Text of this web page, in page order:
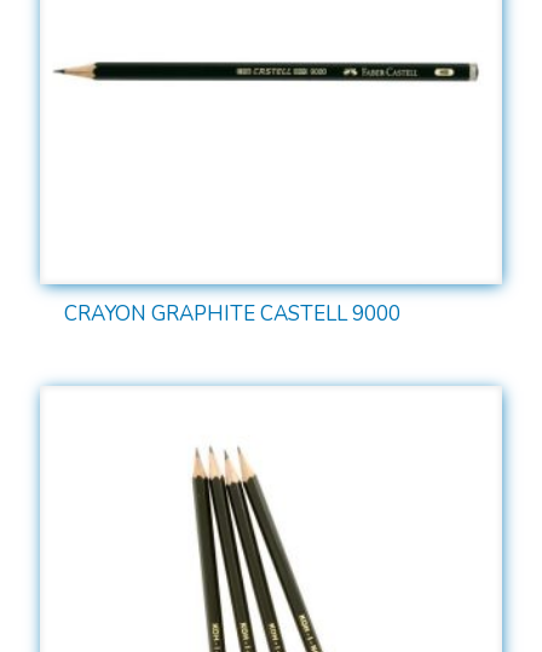
CRAYON GRAPHITE CASTELL 9000